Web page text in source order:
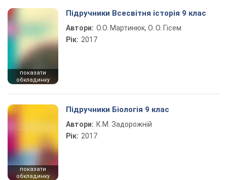
показати
обкладинку
Підручники Всесвітня історія 9 клас
Автори: О.О. Мартинюк, О. О. Гісем
Рік: 2017
показати
обкладинку
Підручники Біологія 9 клас
Автори: К.М. Задорожній
Рік: 2017